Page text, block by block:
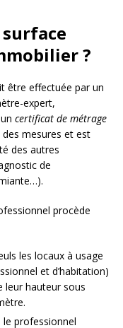
?
être effectuée par un
expert,
certificat de métrage
mesures et est
des autres
de
procède
les locaux à usage
et d’habitation)
leur hauteur sous
le professionnel